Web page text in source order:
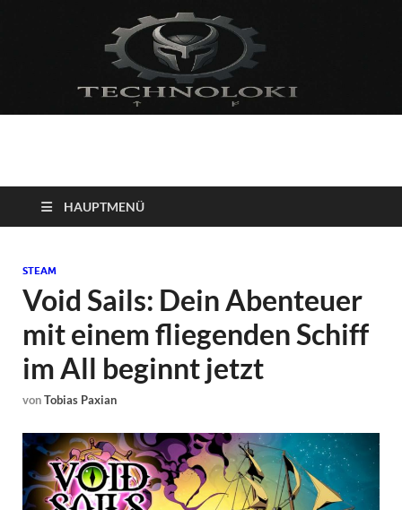
Technoloki: Gaming
und Entertainment
News
Blockbuster, Indie-Perlen und Retro-Klassiker.
HAUPTMENÜ
STEAM
Void Sails: Dein Abenteuer
mit einem fliegenden Schiff
im All beginnt jetzt
vonTobias Paxian